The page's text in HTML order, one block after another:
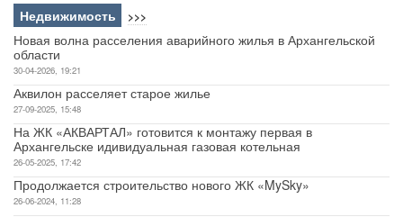
Недвижимость >>>
Новая волна расселения аварийного жилья в Архангельской
области
30-04-2026, 19:21
Аквилон расселяет старое жилье
27-09-2025, 15:48
На ЖК «АКВАРТАЛ» готовится к монтажу первая в
Архангельске идивидуальная газовая котельная
26-05-2025, 17:42
Продолжается строительство нового ЖК «MySky»
26-06-2024, 11:28